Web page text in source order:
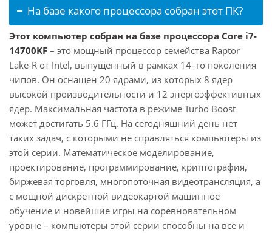
На базе какого процессора собран этот ПК?
Этот компьютер собран на базе процессора Core i7-
14700KF – это мощный процессор семейства Raptor
Lake-R от Intel, выпущенный в рамках 14–го поколения
чипов. Он оснащен 20 ядрами, из которых 8 ядер
высокой производительности и 12 энергоэффективных
ядер. Максимальная частота в режиме Turbo Boost
может достигать 5.6 ГГц. На сегодняшний день нет
таких задач, с которыми не справляться компьютеры из
этой серии. Математическое моделирование,
проектирование, программирование, криптография,
биржевая торговля, многопоточная видеотрансляция, а
с мощной дискретной видеокартой машинное
обучение и новейшие игры на соревновательном
уровне – компьютеры этой серии способны на всё и